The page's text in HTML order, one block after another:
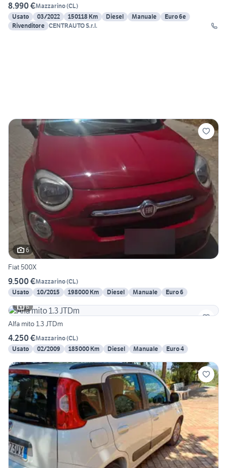
8.990 €Mazzarino(CL)
Usato
03/2022 150118 Km Diesel Manuale
Euro 6e
Rivenditore CENTRAUTO S.r.l.
6
Fiat 500X
9.500 €Mazzarino(CL)
Usato
10/2015 198000 Km Diesel Manuale
Euro 6
6
Alfa mito 1.3 JTDm
4.250 €Mazzarino(CL)
Usato
02/2009 185000 Km Diesel Manuale Euro 4